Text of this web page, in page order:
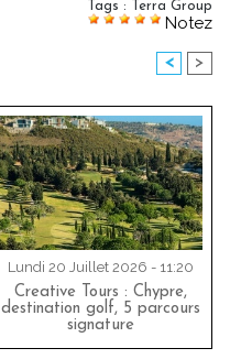
Tags : Terra Group
Notez
< >
Lundi 20 Juillet 2026 - 11:20
Creative Tours : Chypre,
destination golf, 5 parcours
signature